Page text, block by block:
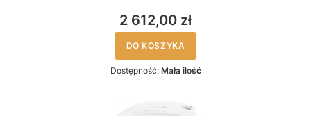
2 612,00 zł
DO KOSZYKA
Dostępność: Mała ilość